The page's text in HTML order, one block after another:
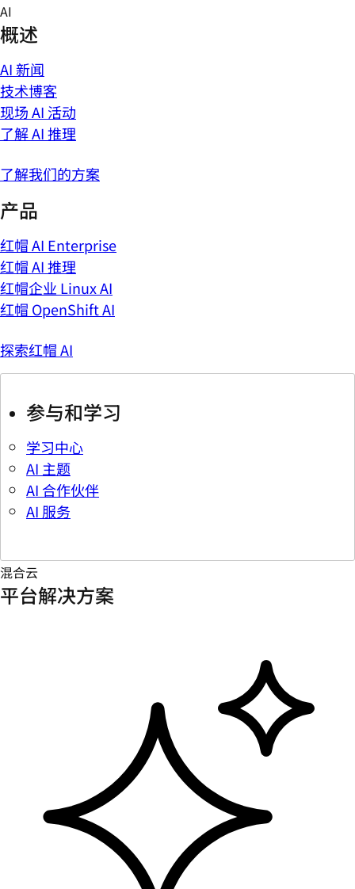
Skip
to
content
AI
概述
AI 新闻
技术博客
现场 AI 活动
了解 AI 推理
了解我们的方案
产品
红帽 AI Enterprise
红帽 AI 推理
红帽企业 Linux AI
红帽 OpenShift AI
探索红帽 AI
参与和学习
学习中心
AI 主题
AI 合作伙伴
AI 服务
混合云
平台解决方案